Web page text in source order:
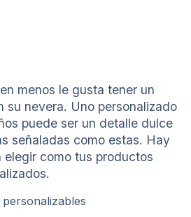
menos le gusta tener un
su nevera. Uno personalizado
puede ser un detalle dulce
señaladas como estas. Hay
elegir como tus productos